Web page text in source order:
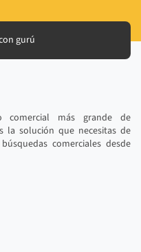
gurú
comercial más grande de
la solución que necesitas de
comerciales desde